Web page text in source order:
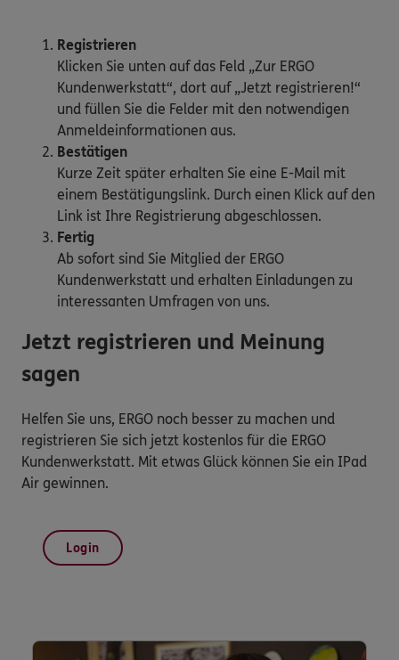
Registrieren
Klicken Sie unten auf das Feld „Zur ERGO
Kundenwerkstatt“, dort auf „Jetzt registrieren!“
und füllen Sie die Felder mit den notwendigen
Anmeldeinformationen aus.
Bestätigen
Kurze Zeit später erhalten Sie eine E-Mail mit
einem Bestätigungslink. Durch einen Klick auf den
Link ist Ihre Registrierung abgeschlossen.
Fertig
Ab sofort sind Sie Mitglied der ERGO
Kundenwerkstatt und erhalten Einladungen zu
interessanten Umfragen von uns.
Jetzt registrieren und Meinung
sagen
Helfen Sie uns, ERGO noch besser zu machen und
registrieren Sie sich jetzt kostenlos für die ERGO
Kundenwerkstatt. Mit etwas Glück können Sie ein IPad
Air gewinnen.
Login